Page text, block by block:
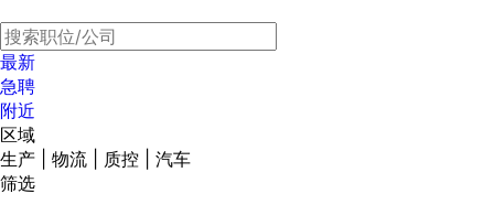
最新
急聘
附近
区域
生产 | 物流 | 质控 | 汽车
筛选